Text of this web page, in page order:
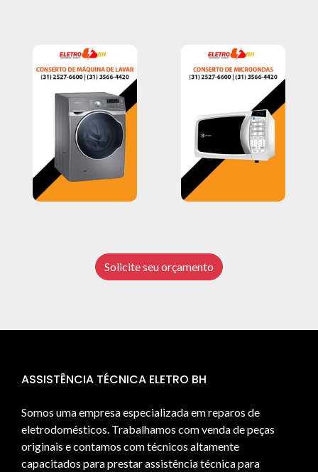
Solicite seu orçamento
ASSISTÊNCIA TÉCNICA ELETRO BH
Somos uma empresa especializada em reparos de
eletrodomésticos. Trabalhamos com venda de peças
originais e contamos com técnicos altamente
capacitados para prestar assistência técnica para